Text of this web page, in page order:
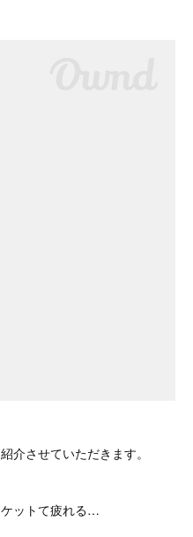
介させていただきます。
ットて疲れる…